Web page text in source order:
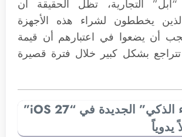
التجارية، تظل الحقيقة أن
يخططون لشراء هذه الأجهزة
أن يضعوا في اعتبارهم أن قيمة
بشكل كبير خلال فترة قصيرة
ميزة “الإملاء الذكي” الجديدة في “iOS 27”
يدوياً